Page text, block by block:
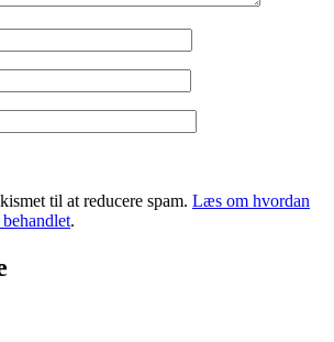
til at reducere spam. Læs om hvordan
.